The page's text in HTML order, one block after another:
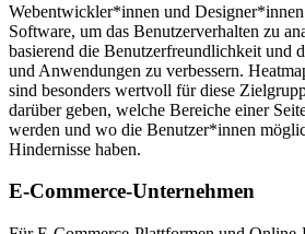
Webentwickler*innen und
Software, um das Benutzerverhalten zu
basierend die Benutzerfreundlichkeit und
und Anwendungen zu verbessern.
sind besonders wertvoll für diese
darüber geben, welche Bereiche einer
werden und wo die Benutzer*innen
Hindernisse haben.
E-Commerce-Unternehmen